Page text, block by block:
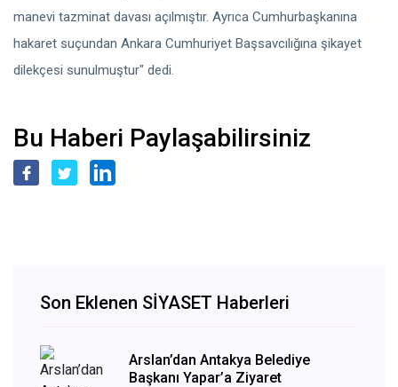
manevi tazminat davası açılmıştır. Ayrıca Cumhurbaşkanına
hakaret suçundan Ankara Cumhuriyet Başsavcılığına şikayet
dilekçesi sunulmuştur" dedi.
Bu Haberi Paylaşabilirsiniz
Son Eklenen SİYASET Haberleri
Arslan’dan Antakya Belediye
Başkanı Yapar’a Ziyaret